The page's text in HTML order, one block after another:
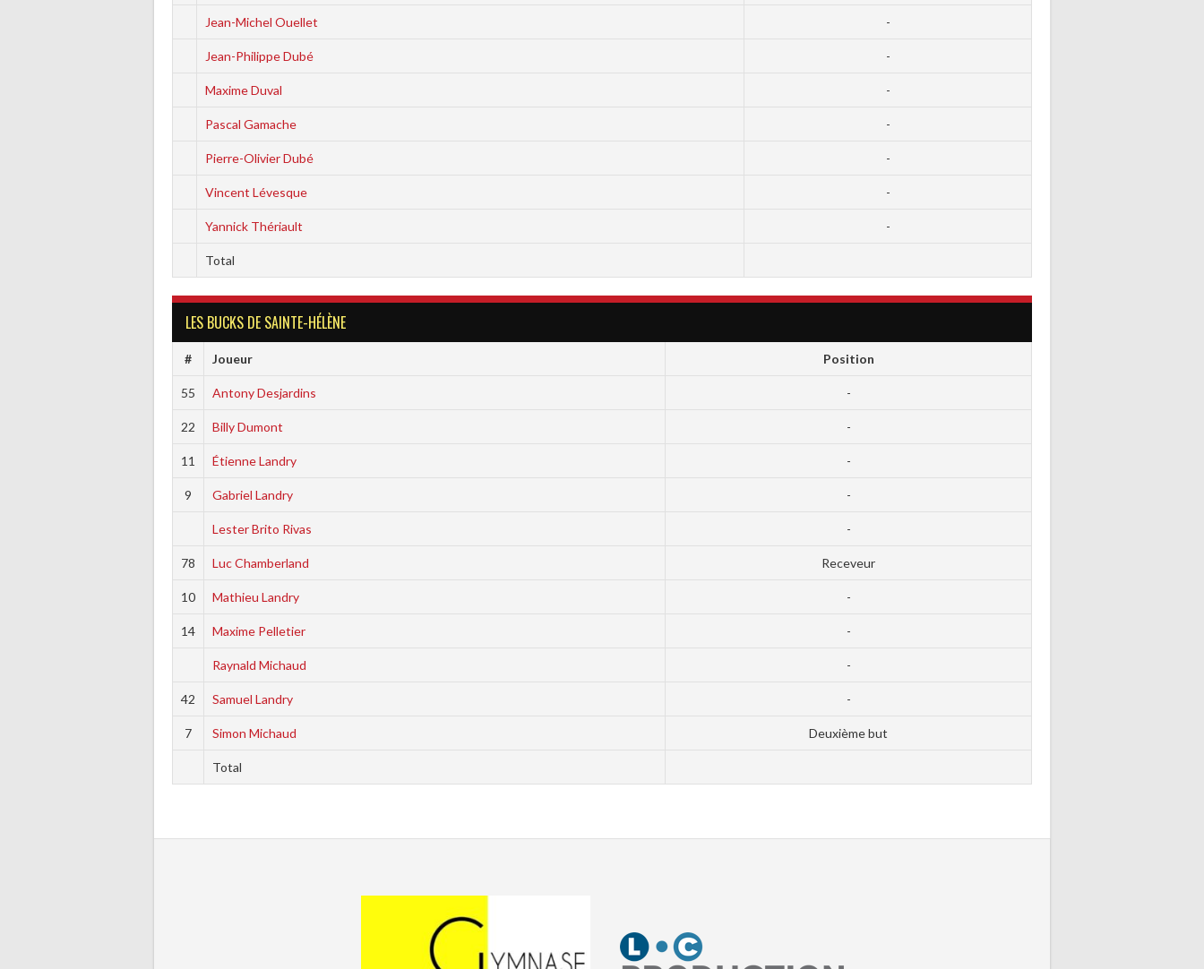
Jean-Michel Ouellet -
Jean-Philippe Dubé -
Maxime Duval -
Pascal Gamache -
Pierre-Olivier Dubé -
Vincent Lévesque -
Yannick Thériault -
Total
LES BUCKS DE SAINTE-HÉLÈNE
# Joueur Position
55 Antony Desjardins -
22 Billy Dumont -
11 Étienne Landry -
9 Gabriel Landry -
Lester Brito Rivas -
78 Luc Chamberland Receveur
10 Mathieu Landry -
14 Maxime Pelletier -
Raynald Michaud -
42 Samuel Landry -
7 Simon Michaud Deuxième but
Total